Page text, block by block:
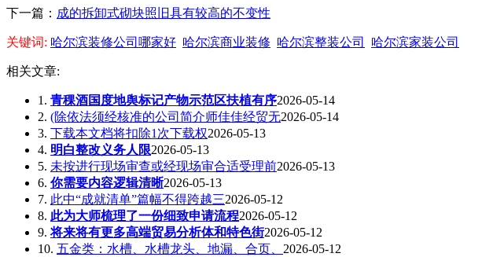
下一篇： 成的拆卸式砌块照旧具有较高的不变性
关键词: 哈尔滨装修公司哪家好 哈尔滨商业装修 哈尔滨整装公司 哈尔滨家装公司
相关文章:
1. 青稞酒国度地舆标记产物示范区扶植有序2026-05-14
2. (除依法须经核准的公司简介师佳佳经贸无2026-05-14
3. 下载本文档将扣除1次下载权2026-05-13
4. 明白整改义务人限2026-05-13
5. 未按进行现场审查或经现场审合适受理前2026-05-13
6. 你需要内容逻辑清晰2026-05-13
7. 此中“成就清单”篇幅不得跨越三2026-05-12
8. 此为大师梳理了一份细致申请流程2026-05-12
9.将来将有更多高端贸易分析体和特色街2026-05-12
10. 五金类：水槽、水槽龙头、地漏、合页、 2026-05-12